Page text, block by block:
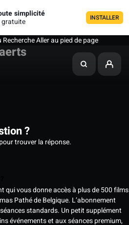
simplicité
gratuite
INSTALLER
RechercheAller au pied de page
?
trouver la réponse.
qui vous donne accès à plus de 500 films
Pathé de Belgique. L’abonnement
standards. Un petit supplément
événements et aux séances premium,